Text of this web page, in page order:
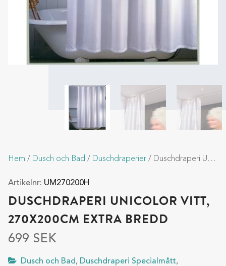
Hem / Dusch och Bad / Duschdraperier / Duschdraperi Unicolor vitt, 270x200cm Extra bredd
Artikelnr: UM270200H
DUSCHDRAPERI UNICOLOR VITT,
270X200CM EXTRA BREDD
699 SEK
Dusch och Bad, Duschdraperi Specialmått,